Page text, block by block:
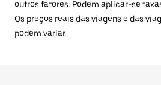
outros fatores. Podem aplicar-se
Os preços reais das viagens e das
podem variar.